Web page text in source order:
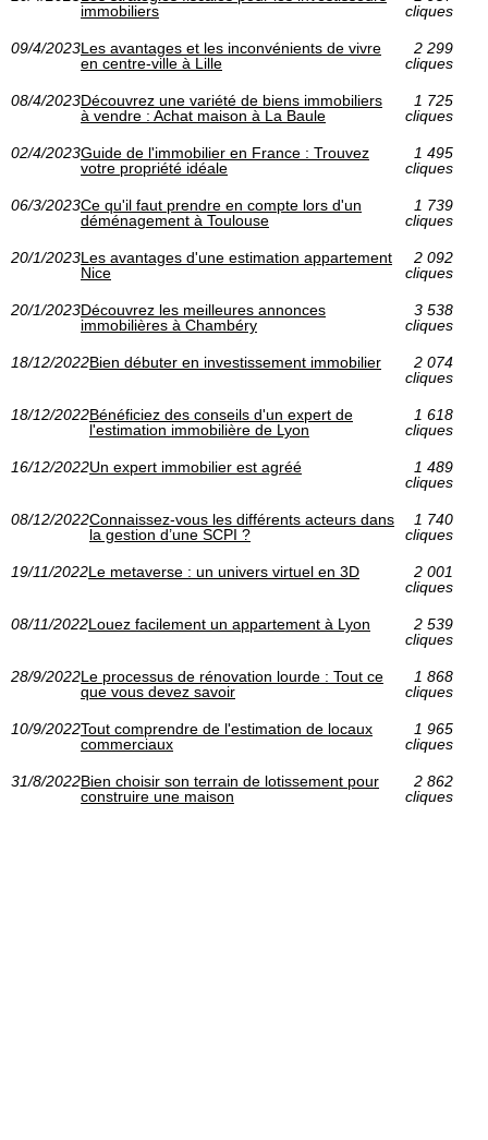
immobiliers
cliques
09/4/2023Les avantages et les inconvénients de vivre
en centre-ville à Lille
2 299
cliques
08/4/2023Découvrez une variété de biens immobiliers
à vendre : Achat maison à La Baule
1 725
cliques
02/4/2023Guide de l'immobilier en France : Trouvez
votre propriété idéale
1 495
cliques
06/3/2023Ce qu'il faut prendre en compte lors d'un
déménagement à Toulouse
1 739
cliques
20/1/2023Les avantages d'une estimation appartement
Nice
2 092
cliques
20/1/2023Découvrez les meilleures annonces
immobilières à Chambéry
3 538
cliques
18/12/2022Bien débuter en investissement immobilier
2 074
cliques
18/12/2022Bénéficiez des conseils d'un expert de
l'estimation immobilière de Lyon
1 618
cliques
16/12/2022Un expert immobilier est agréé
1 489
cliques
08/12/2022Connaissez-vous les différents acteurs dans
la gestion d’une SCPI ?
1 740
cliques
19/11/2022Le metaverse : un univers virtuel en 3D
2 001
cliques
08/11/2022Louez facilement un appartement à Lyon
2 539
cliques
28/9/2022Le processus de rénovation lourde : Tout ce
que vous devez savoir
1 868
cliques
10/9/2022Tout comprendre de l'estimation de locaux
commerciaux
1 965
cliques
31/8/2022Bien choisir son terrain de lotissement pour
construire une maison
2 862
cliques